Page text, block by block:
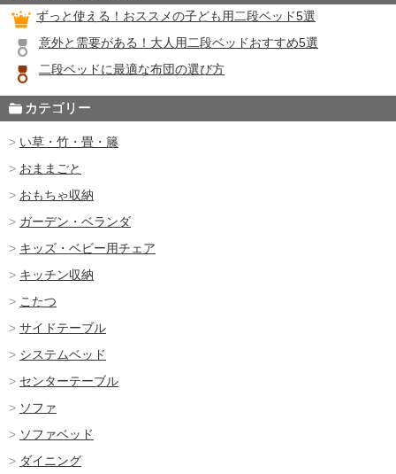
ずっと使える！おススメの子ども用二段ベッド5選
意外と需要がある！大人用二段ベッドおすすめ5選
二段ベッドに最適な布団の選び方
カテゴリー
い草・竹・畳・籐
おままごと
おもちゃ収納
ガーデン・ベランダ
キッズ・ベビー用チェア
キッチン収納
こたつ
サイドテーブル
システムベッド
センターテーブル
ソファ
ソファベッド
ダイニング